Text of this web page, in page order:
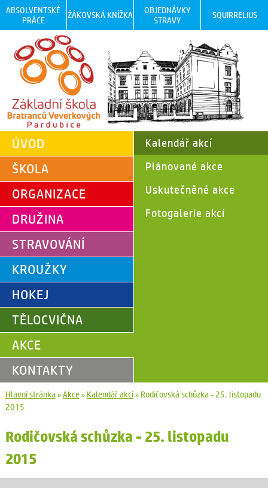
ABSOLVENTSKÉ
PRÁCE
ŽÁKOVSKÁ KNÍŽKA
OBJEDNÁVKY
STRAVY
SQUIRRELIUS
ÚVOD
ŠKOLA
ORGANIZACE
DRUŽINA
STRAVOVÁNÍ
KROUŽKY
HOKEJ
TĚLOCVIČNA
AKCE
KONTAKTY
Kalendář akcí
Plánované akce
Uskutečněné akce
Fotogalerie akcí
Hlavní stránka»Akce» Kalendář akcí» Rodičovská schůzka - 25. listopadu
2015
Rodičovská schůzka - 25. listopadu
2015